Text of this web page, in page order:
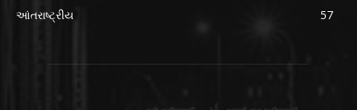
આંતરાષ્ટ્રીય
57